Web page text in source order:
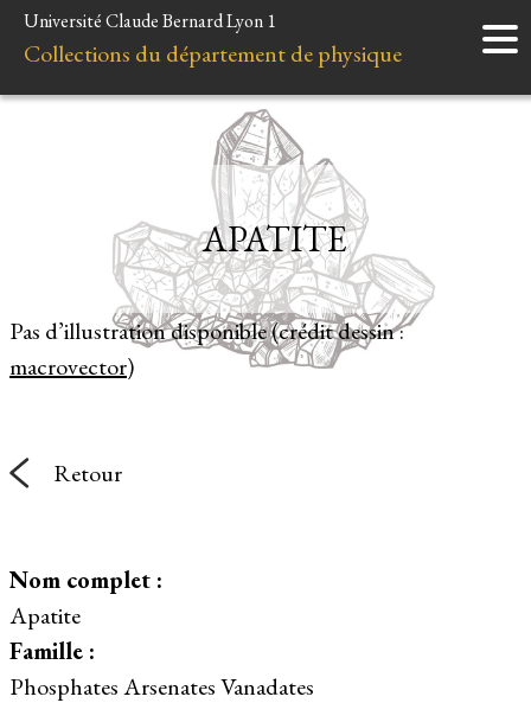
Accueil
Instruments
Liens et ressources
Université Claude Bernard Lyon 1
Collections du département de physique
Pas d’illustration disponible (crédit dessin :
macrovector)
APATITE
Retour
Nom complet :
Apatite
Famille :
Phosphates Arsenates Vanadates